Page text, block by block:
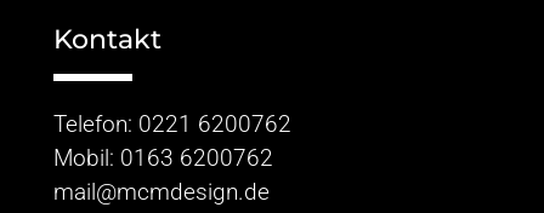
Kontakt
Telefon: 0221 6200762
Mobil: 0163 6200762
mail@mcmdesign.de